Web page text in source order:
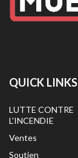
QUICK LINKS
LUTTE CONTRE
L’INCENDIE
Ventes
Soutien